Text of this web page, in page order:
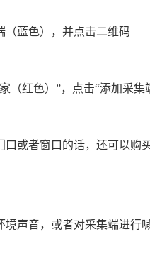
（蓝色），并点击二维码
（红色）”，点击“添加采集
口或者窗口的话，还可以购
境声音，或者对采集端进行